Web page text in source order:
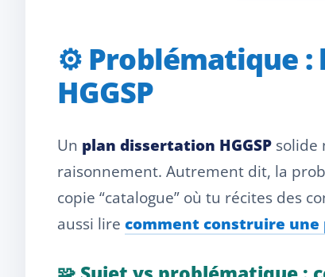
⚙️ Problématique
HGGSP
Un plan dissertation HGGSP solide
raisonnement. Autrement dit, la
copie “catalogue” où tu récites des
aussi lire comment construire une